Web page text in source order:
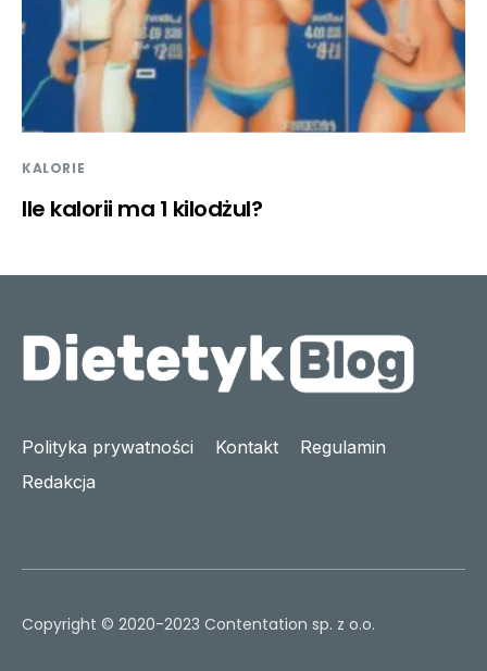
KALORIE
Ile kalorii ma 1 kilodżul?
Polityka prywatności Kontakt
Regulamin
Redakcja
Copyright © 2020-2023 Contentation sp. z o.o.